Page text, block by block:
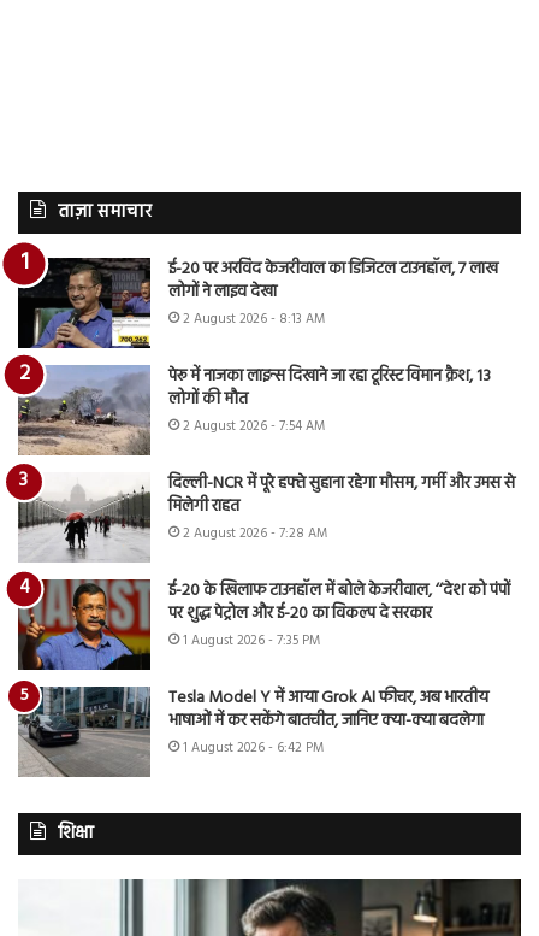
ताज़ा समाचार
ई-20 पर अरविंद केजरीवाल का डिजिटल टाउनहॉल, 7 लाख
लोगों ने लाइव देखा
2 August 2026 - 8:13 AM
पेरू में नाजका लाइन्स दिखाने जा रहा टूरिस्ट विमान क्रैश, 13
लोगों की मौत
2 August 2026 - 7:54 AM
दिल्ली-NCR में पूरे हफ्ते सुहाना रहेगा मौसम, गर्मी और उमस से
मिलेगी राहत
2 August 2026 - 7:28 AM
ई-20 के खिलाफ टाउनहॉल में बोले केजरीवाल, ‘‘देश को पंपों
पर शुद्ध पेट्रोल और ई-20 का विकल्प दे सरकार
1 August 2026 - 7:35 PM
Tesla Model Y में आया Grok AI फीचर, अब भारतीय
भाषाओं में कर सकेंगे बातचीत, जानिए क्या-क्या बदलेगा
1 August 2026 - 6:42 PM
शिक्षा